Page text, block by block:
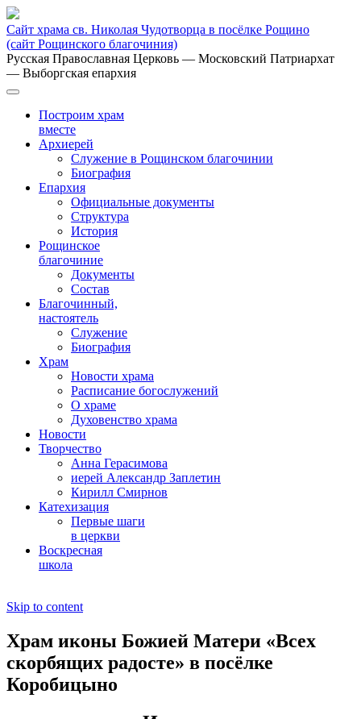
Сайт храма св. Николая Чудотворца в посёлке Рощино
(сайт Рощинского благочиния)
Русская Православная Церковь — Московский Патриархат
— Выборгская епархия
Построим храм
вместе
Архиерей
Служение в Рощинском благочинии
Биография
Епархия
Официальные документы
Структура
История
Рощинское
благочиние
Документы
Состав
Благочинный,
настоятель
Служение
Биография
Храм
Новости храма
Расписание богослужений
О храме
Духовенство храма
Новости
Творчество
Анна Герасимова
иерей Александр Заплетин
Кирилл Смирнов
Катехизация
Первые шаги
в церкви
Воскресная
школа
Skip to content
Храм иконы Божией Матери «Всех
скорбящих радосте» в посёлке
Коробицыно